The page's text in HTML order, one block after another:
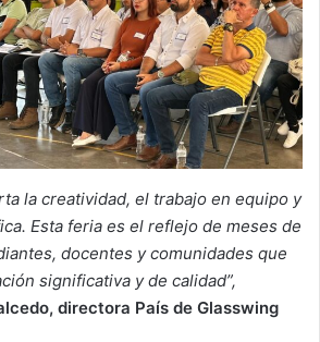
la creatividad, el trabajo en equipo y
Esta feria es el reflejo de meses de
docentes y comunidades que
significativa y de calidad”,
directora País de Glasswing